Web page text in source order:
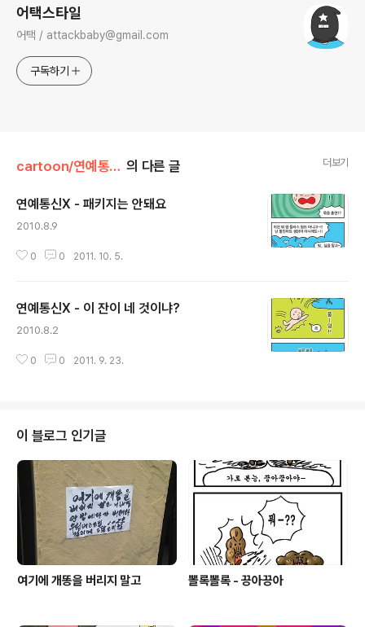
어택스타일
어택 / attackbaby@gmail.com
구독하기
cartoon/연예통신X_2010 의 다른 글 더보기
연예통신X - 패키지는 안돼요
2010.8.9
0 0 2011. 10. 5.
연예통신X - 이 잔이 네 것이냐?
2010.8.2
0 0 2011. 9. 23.
이 블로그 인기글
여기에 개똥을 버리지 말고 뽈록뽈록 - 끙아끙아